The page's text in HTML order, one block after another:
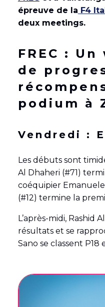
épreuve de la F4
deux meetings.
FREC :
de
podium à
Vendredi :
Les débuts sont
Al Dhaheri (#71)
coéquipier Emanuele
(#12) termine la
L’après-midi, Rashid
résultats et se
Sano se classent P18